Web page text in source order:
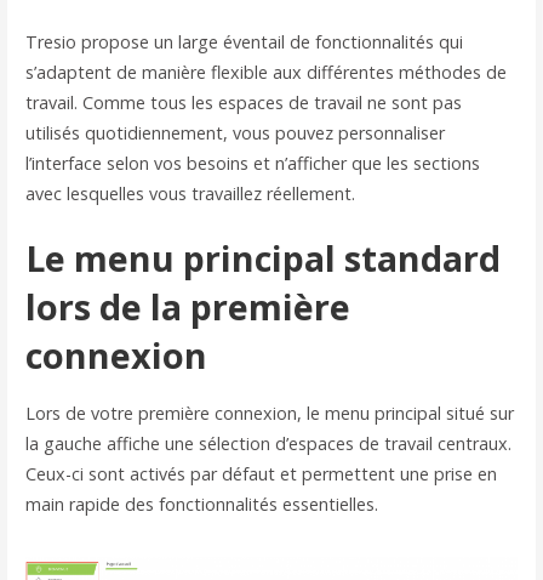
Tresio propose un large éventail de fonctionnalités qui
s’adaptent de manière flexible aux différentes méthodes de
travail. Comme tous les espaces de travail ne sont pas
utilisés quotidiennement, vous pouvez personnaliser
l’interface selon vos besoins et n’afficher que les sections
avec lesquelles vous travaillez réellement.
Le menu principal standard
lors de la première
connexion
Lors de votre première connexion, le menu principal situé sur
la gauche affiche une sélection d’espaces de travail centraux.
Ceux-ci sont activés par défaut et permettent une prise en
main rapide des fonctionnalités essentielles.